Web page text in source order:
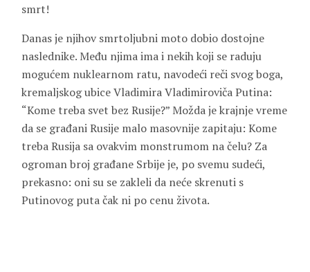
smrt!
Danas je njihov smrtoljubni moto dobio dostojne
naslednike. Među njima ima i nekih koji se raduju
mogućem nuklearnom ratu, navodeći reči svog boga,
kremaljskog ubice Vladimira Vladimiroviča Putina:
“Kome treba svet bez Rusije?” Možda je krajnje vreme
da se građani Rusije malo masovnije zapitaju: Kome
treba Rusija sa ovakvim monstrumom na čelu? Za
ogroman broj građane Srbije je, po svemu sudeći,
prekasno: oni su se zakleli da neće skrenuti s
Putinovog puta čak ni po cenu života.